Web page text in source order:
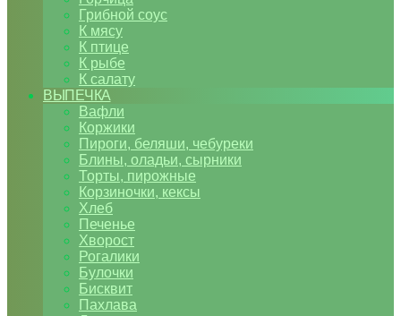
Грибной соус
К мясу
К птице
К рыбе
К салату
ВЫПЕЧКА
Вафли
Коржики
Пироги, беляши, чебуреки
Блины, оладьи, сырники
Торты, пирожные
Корзиночки, кексы
Хлеб
Печенье
Хворост
Рогалики
Булочки
Бисквит
Пахлава